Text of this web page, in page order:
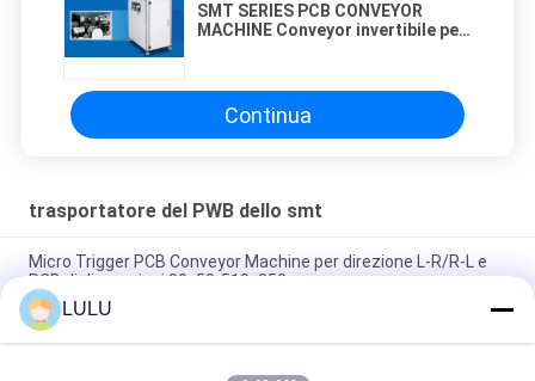
SMT SERIES PCB CONVEYOR
MACHINE Conveyor invertibile per
Continua
trasportatore del PWB dello smt
Micro Trigger PCB Conveyor Machine per direzione L-R/R-L e
PCB di dimensioni 80x50-510x350mm
Macchina di trasporto PCB della serie SMT con altezza 900 ±
20 mm e capacità di carico massima di 245 kg
LULU